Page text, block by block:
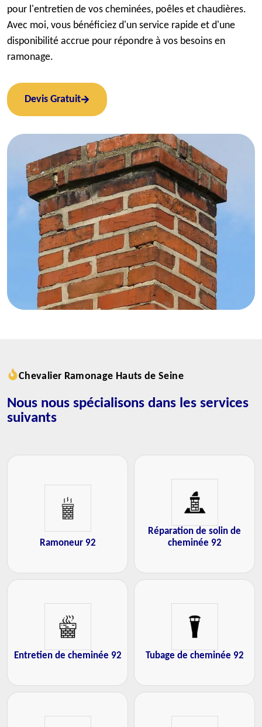
pour l'entretien de vos cheminées, poêles et chaudières.
Avec moi, vous bénéficiez d'un service rapide et d'une
disponibilité accrue pour répondre à vos besoins en
ramonage.
Devis Gratuit
Chevalier Ramonage Hauts de Seine
Nous nous spécialisons dans les services
suivants
Ramoneur 92
Réparation de solin de
cheminée 92
Entretien de cheminée 92 Tubage de cheminée 92